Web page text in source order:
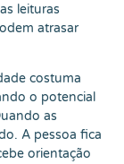
leituras
atrasar
costuma
o potencial
as
A pessoa fica
orientação